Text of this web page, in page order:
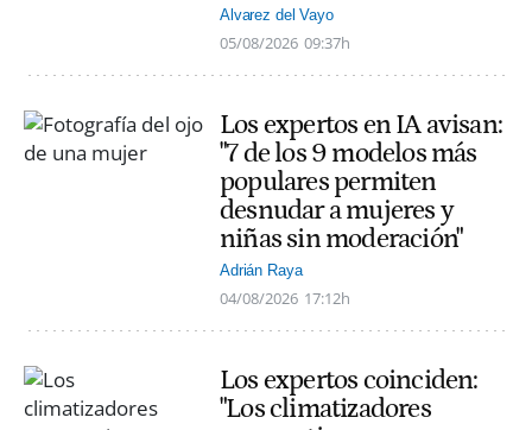
Alvarez del Vayo
05/08/2026 09:37h
Los expertos en IA avisan:
"7 de los 9 modelos más
populares permiten
desnudar a mujeres y
niñas sin moderación"
Adrián Raya
04/08/2026 17:12h
Los expertos coinciden:
"Los climatizadores